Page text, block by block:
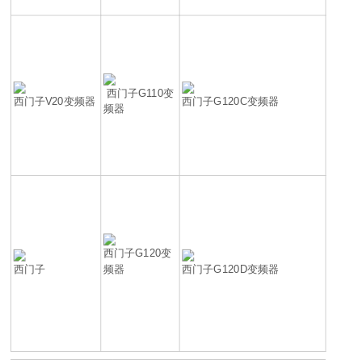
西门子V20变频器
西门子G110变
频器
西门子G120C变频器
西门子
西门子G120变
频器
西门子G120D变频器